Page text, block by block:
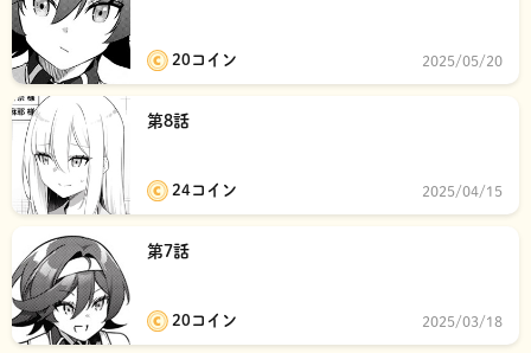
20コイン 2025/05/20
第8話
24コイン 2025/04/15
第7話
20コイン 2025/03/18